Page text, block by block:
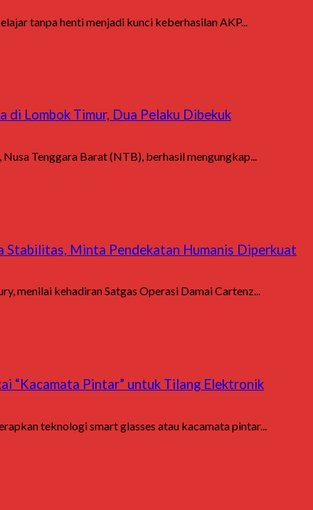
tanpa henti menjadi kunci keberhasilan AKP...
di Lombok Timur, Dua Pelaku Dibekuk
Tenggara Barat (NTB), berhasil mengungkap...
Stabilitas, Minta Pendekatan Humanis Diperkuat
menilai kehadiran Satgas Operasi Damai Cartenz...
“Kacamata Pintar” untuk Tilang Elektronik
teknologi smart glasses atau kacamata pintar...